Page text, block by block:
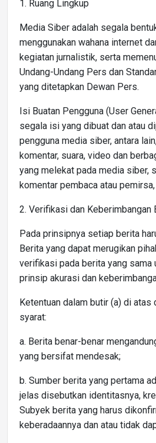
1. Ruang Lingkup
Media Siber adalah segala
menggunakan wahana internet
kegiatan jurnalistik, serta
Undang-Undang Pers dan
yang ditetapkan Dewan Pers.
Isi Buatan Pengguna (User
segala isi yang dibuat dan atau
pengguna media siber, antara
komentar, suara, video dan
yang melekat pada media siber,
komentar pembaca atau
2. Verifikasi dan Keberimbangan
Pada prinsipnya setiap berita
Berita yang dapat merugikan
verifikasi pada berita yang sama
prinsip akurasi dan
Ketentuan dalam butir (a) di atas
syarat:
a. Berita benar-benar
yang bersifat mendesak;
b. Sumber berita yang pertama
jelas disebutkan identitasnya,
Subyek berita yang harus
keberadaannya dan atau tidak